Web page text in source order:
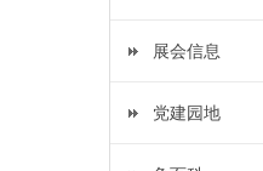
展会信息
党建园地